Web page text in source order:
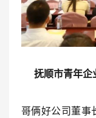
抚顺市青年企
哥俩好公司董事